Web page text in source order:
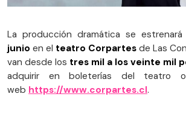
La producción dramática se estrenará
junio en el teatro Corpartes de Las
van desde los tres mil a los veinte mil
adquirir en boleterías del teatro
web https://www.corpartes.cl.